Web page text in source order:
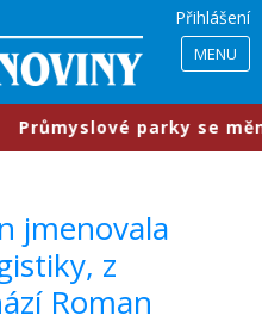
Přihlášení
MENU
parky se mění,
jmenovala
z
Roman